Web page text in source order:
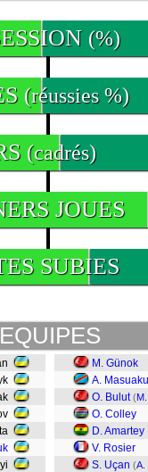
(%)
(réussies %)
(cadrés)
JOUES
SUBIES
EQUIPES
M. Günok
A. Masuaku
O. Bulut (
O. Colley
D. Amartey
V. Rosier
S. Uçan (A.